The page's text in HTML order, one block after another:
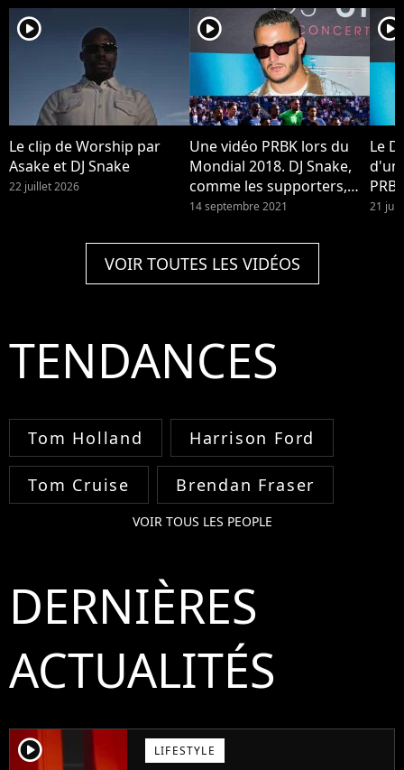
player2
Le clip de Worship par
Asake et DJ Snake
22 juillet 2026
player2
Une vidéo PRBK lors du
Mondial 2018. DJ Snake,
comme les supporters,
refuse de remplacer Phil
la polémique de sa
chanson au Parc des
Princes et dit ne pas
14 septembre 2021
player2
Le
son
21
VOIR TOUTES LES VIDÉOS
TENDANCES
Tom Holland Harrison Ford
Tom Cruise Brendan Fraser
VOIR TOUS LES PEOPLE
DERNIÈRES
ACTUALITÉS
player2 LIFESTYLE